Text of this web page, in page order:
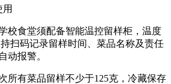
校食堂须配备智能温控留样柜，温度
扫码记录留样时间、菜品名称及责任
动报警。
所有菜品留样不少于125克，冷藏保存